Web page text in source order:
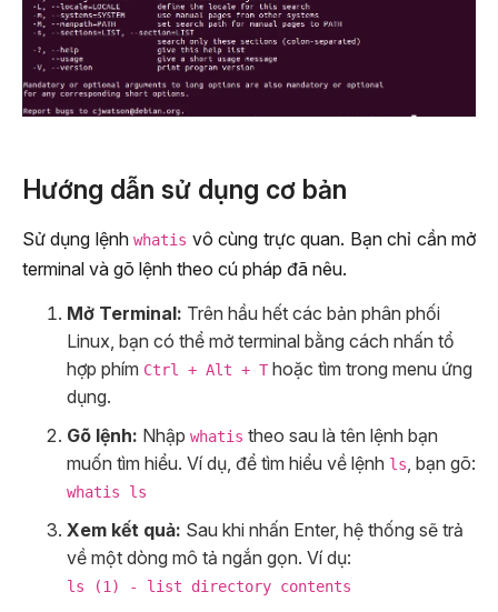
Hướng dẫn sử dụng cơ bản
Sử dụng lệnhwhatis vô cùng trực quan. Bạn chỉ cần mở
terminal và gõ lệnh theo cú pháp đã nêu.
Mở Terminal: Trên hầu hết các bản phân phối
Linux, bạn có thể mở terminal bằng cách nhấn tổ
hợp phím Ctrl + Alt + T hoặc tìm trong menu ứng
dụng.
Gõ lệnh: Nhập whatis theo sau là tên lệnh bạn
muốn tìm hiểu. Ví dụ, để tìm hiểu về lệnh ls, bạn gõ:
whatis ls
Xem kết quả: Sau khi nhấn Enter, hệ thống sẽ trả
về một dòng mô tả ngắn gọn. Ví dụ:
ls (1) - list directory contents